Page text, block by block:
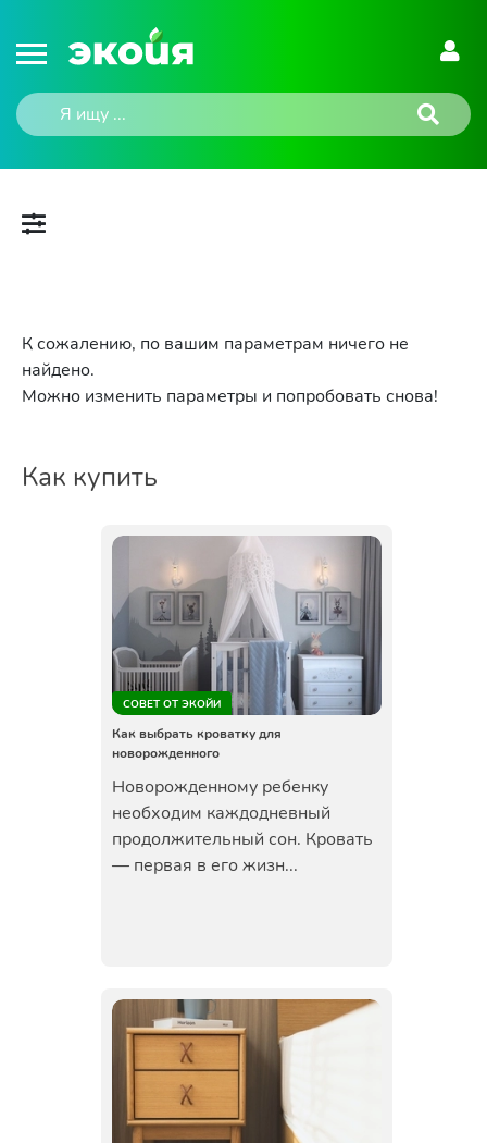
К сожалению, по вашим параметрам ничего не
найдено.
Можно изменить параметры и попробовать снова!
Как купить
СОВЕТ ОТ ЭКОЙИ
Как выбрать кроватку для
новорожденного
Новорожденному ребенку
необходим каждодневный
продолжительный сон. Кровать
— первая в его жизн...